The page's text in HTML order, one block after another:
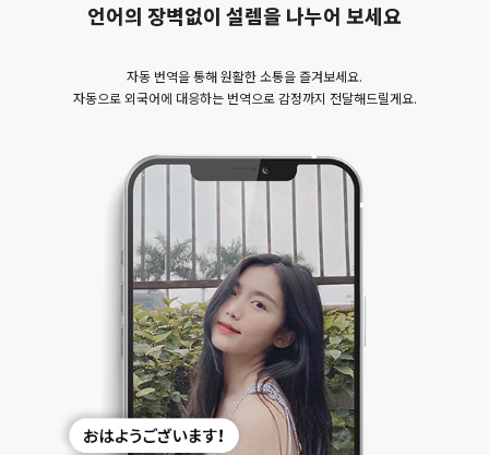
언어의 장벽없이 설렘을 나누어 보세요
자동 번역을 통해 원활한 소통을 즐겨보세요.
자동으로 외국어에 대응하는 번역으로 감정까지 전달해드릴게요.